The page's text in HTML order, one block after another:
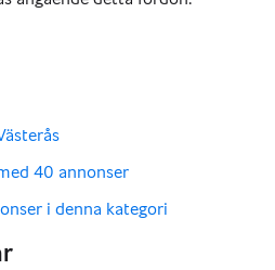
40 annonser
i denna kategori